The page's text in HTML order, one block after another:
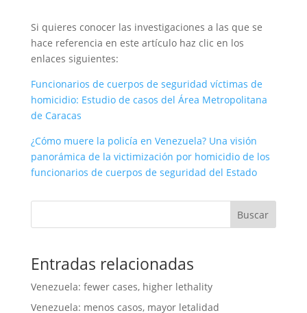
Si quieres conocer las investigaciones a las que se
hace referencia en este artículo haz clic en los
enlaces siguientes:
Funcionarios de cuerpos de seguridad víctimas de
homicidio: Estudio de casos del Área Metropolitana
de Caracas
¿Cómo muere la policía en Venezuela? Una visión
panorámica de la victimización por homicidio de los
funcionarios de cuerpos de seguridad del Estado
Buscar
Entradas relacionadas
Venezuela: fewer cases, higher lethality
Venezuela: menos casos, mayor letalidad